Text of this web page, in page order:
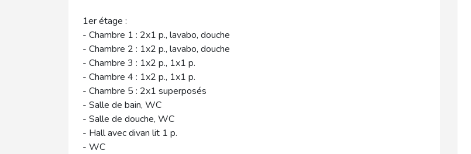
1er étage :
- Chambre 1 : 2x1 p., lavabo, douche
- Chambre 2 : 1x2 p., lavabo, douche
- Chambre 3 : 1x2 p., 1x1 p.
- Chambre 4 : 1x2 p., 1x1 p.
- Chambre 5 : 2x1 superposés
- Salle de bain, WC
- Salle de douche, WC
- Hall avec divan lit 1 p.
- WC